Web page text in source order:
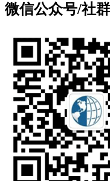
微信公众号/社群